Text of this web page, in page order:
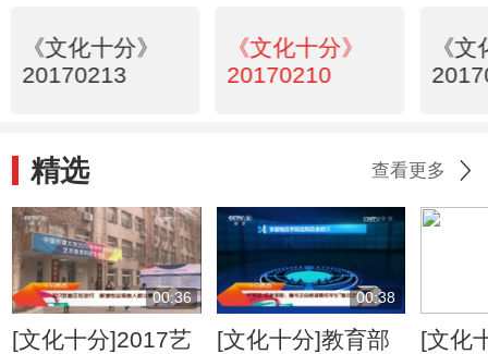
《文化十分》
20170213
《文化十分》
20170210
《
精选 查看更多
00:36
[文化十分]2017艺
00:38
[文化十分]教育部
[文化